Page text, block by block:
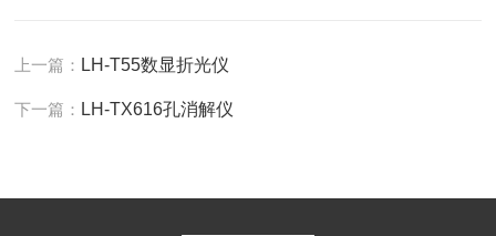
上一篇： LH-T55数显折光仪
下一篇： LH-TX616孔消解仪